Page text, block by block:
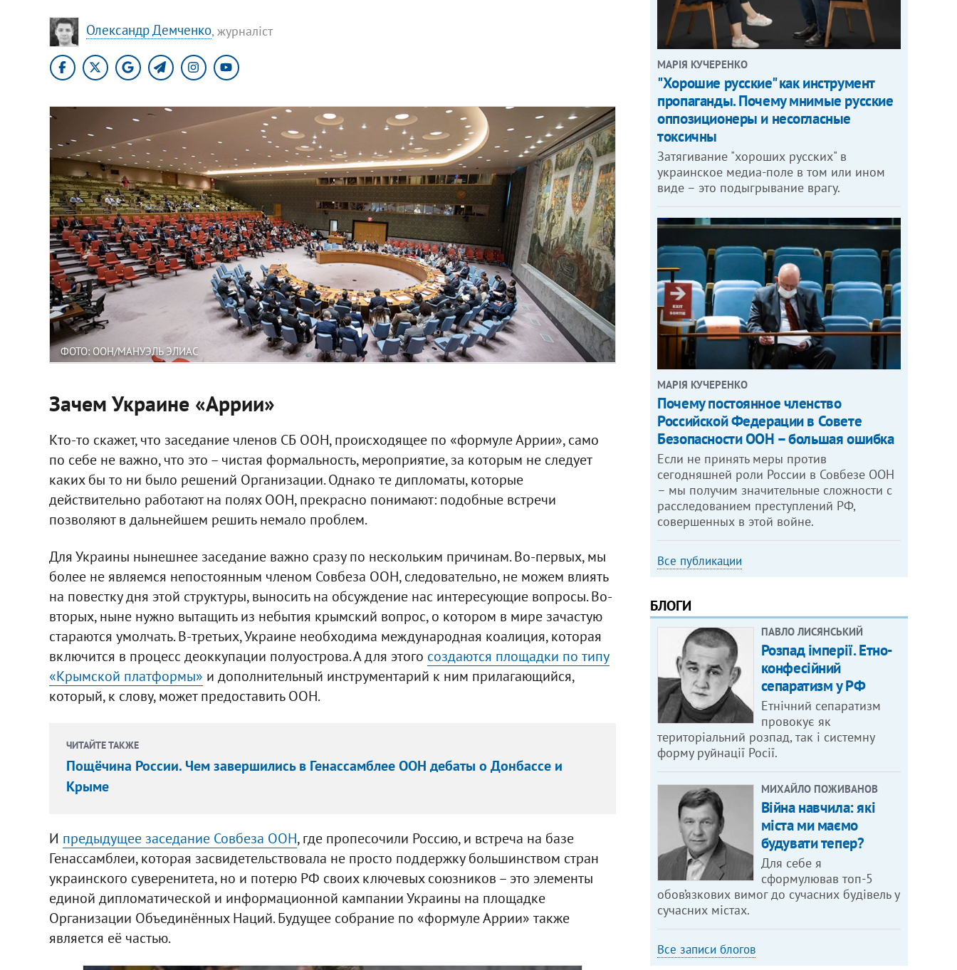
Олександр Демченко, журналіст
ФОТО: ООН/МАНУЭЛЬ ЭЛИАС
Зачем Украине «Аррии»
Кто-то скажет, что заседание членов СБ ООН, происходящее по «формуле Аррии», само
по себе не важно, что это – чистая формальность, мероприятие, за которым не следует
каких бы то ни было решений Организации. Однако те дипломаты, которые
действительно работают на полях ООН, прекрасно понимают: подобные встречи
позволяют в дальнейшем решить немало проблем.
Для Украины нынешнее заседание важно сразу по нескольким причинам. Во-первых, мы
более не являемся непостоянным членом Совбеза ООН, следовательно, не можем влиять
на повестку дня этой структуры, выносить на обсуждение нас интересующие вопросы. Во-
вторых, ныне нужно вытащить из небытия крымский вопрос, о котором в мире зачастую
стараются умолчать. В-третьих, Украине необходима международная коалиция, которая
включится в процесс деоккупации полуострова. А для этого создаются площадки по типу
«Крымской платформы» и дополнительный инструментарий к ним прилагающийся,
который, к слову, может предоставить ООН.
ЧИТАЙТЕ ТАКЖЕ
Пощёчина России. Чем завершились в Генассамблее ООН дебаты о Донбассе и
Крыме
И предыдущее заседание Совбеза ООН, где пропесочили Россию, и встреча на базе
Генассамблеи, которая засвидетельствовала не просто поддержку большинством стран
украинского суверенитета, но и потерю РФ своих ключевых союзников – это элементы
единой дипломатической и информационной кампании Украины на площадке
Организации Объединённых Наций. Будущее собрание по «формуле Аррии» также
является её частью.
МАРІЯ КУЧЕРЕНКО
"Хорошие русские" как инструмент
пропаганды. Почему мнимые русские
оппозиционеры и несогласные
токсичны
Затягивание "хороших русских" в
украинское медиа-поле в том или ином
виде – это подыгрывание врагу.
МАРІЯ КУЧЕРЕНКО
​Почему постоянное членство
Российской Федерации в Совете
Безопасности ООН – большая ошибка
Если не принять меры против
сегодняшней роли России в Совбезе ООН
– мы получим значительные сложности с
расследованием преступлений РФ,
совершенных в этой войне.
Все публикации
БЛОГИ
ПАВЛО ЛИСЯНСЬКИЙ
Розпад імперії. Етно-
конфесійний
сепаратизм у РФ
Етнічний сепаратизм
провокує як
територіальний розпад, так і системну
форму руйнації Росії.
МИХАЙЛО ПОЖИВАНОВ
Війна навчила: які
міста ми маємо
будувати тепер?
Для себе я
сформулював топ-5
обов’язкових вимог до сучасних будівель у
сучасних містах.
Все записи блогов